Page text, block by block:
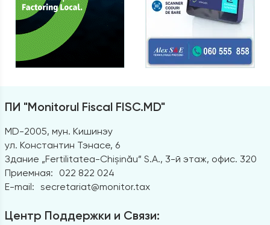
ПИ "Monitorul Fiscal FISC.MD"
MD-2005, мун. Кишинэу
ул. Константин Тэнасе, 6
Здание „Fertilitatea-Chișinău” S.A., 3-й этаж, офис. 320
Приемная:
022 822 024
E-mail: secretariat@monitor.tax
Центр Поддержки и Связи: